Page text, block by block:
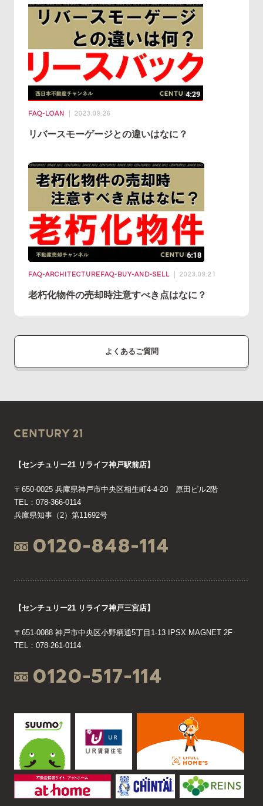
FAQ-LOAN 2023.09.26
リバースモーゲージとの違いはなに？
FAQ-ARCHITECTURE FAQ-BUY-AND-SELL 2023.09.21
老朽化物件の売却時注意すべき点はなに？
よくあるご質問
【センチュリー21 リライフ神戸駅前店】
〒650-0025 兵庫県神戸市中央区相生町4-4-20 原田ビル2階
TEL：078-366-0114
兵庫県知事（2）第11692号
0120-848-114
【センチュリー21 リライフ神戸三宮店】
〒651-0088 神戸市中央区小野柄通5丁目1-13 IPSX MAGNET 2F
TEL：078-261-0114
0120-517-114